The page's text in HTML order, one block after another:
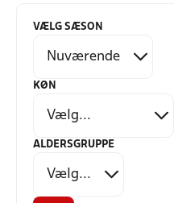
VÆLG SÆSON
KØN
ALDERSGRUPPE